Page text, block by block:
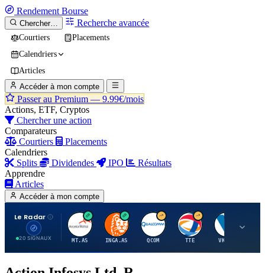
Rendement Bourse
Chercher… Recherche avancée
Courtiers
Placements
Calendriers
Articles
Accéder à mon compte
Passer au Premium — 9.99€/mois
Actions, ETF, Cryptos
Chercher une action
Comparateurs
Courtiers
Placements
Calendriers
Splits
Dividendes IPO
Résultats
Apprendre
Articles
Accéder à mon compte
Le Radar
20 SIGNAUX
A
MT.AS
I
INGA.AS
Q
QCOM
T
TTE VK.PA